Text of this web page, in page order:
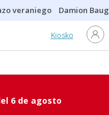
veraniego Damion
Kiosko
6 de agosto